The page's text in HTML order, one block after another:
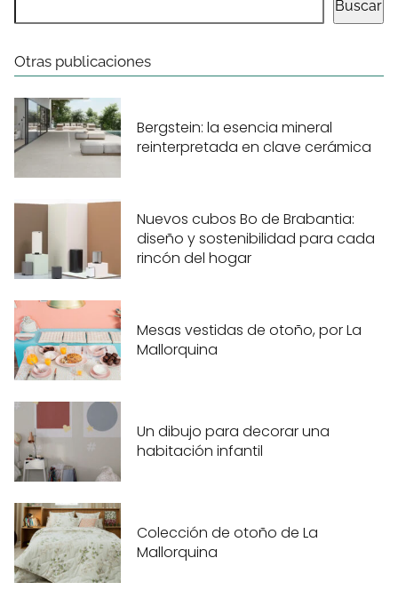
Buscar
Otras publicaciones
Bergstein: la esencia mineral
reinterpretada en clave cerámica
Nuevos cubos Bo de Brabantia:
diseño y sostenibilidad para cada
rincón del hogar
Mesas vestidas de otoño, por La
Mallorquina
Un dibujo para decorar una
habitación infantil
Colección de otoño de La
Mallorquina